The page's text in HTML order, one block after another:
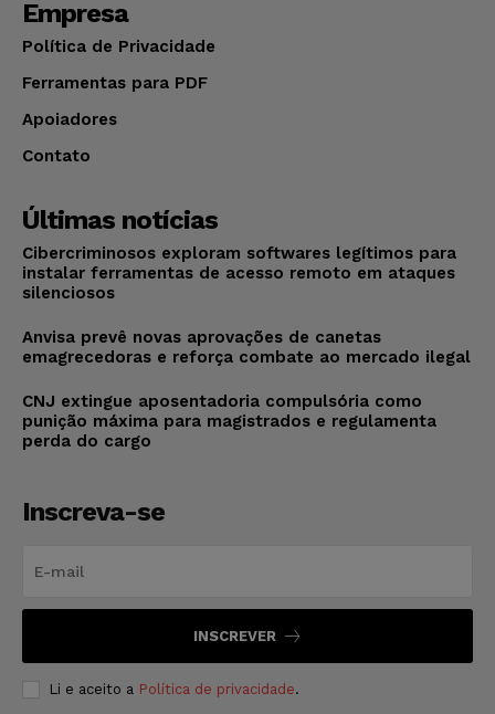
Empresa
Política de Privacidade
Ferramentas para PDF
Apoiadores
Contato
Últimas notícias
Cibercriminosos exploram softwares legítimos para
instalar ferramentas de acesso remoto em ataques
silenciosos
Anvisa prevê novas aprovações de canetas
emagrecedoras e reforça combate ao mercado ilegal
CNJ extingue aposentadoria compulsória como
punição máxima para magistrados e regulamenta
perda do cargo
Inscreva-se
INSCREVER
Li e aceito a Política de privacidade.